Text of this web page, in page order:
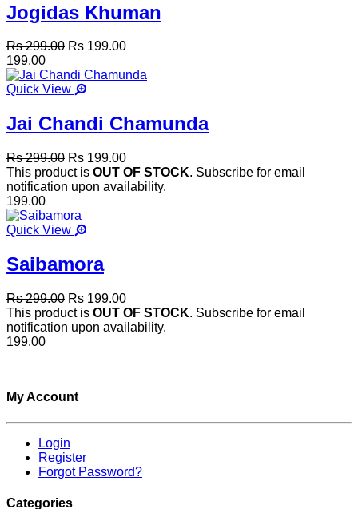
Jogidas Khuman
Rs 299.00 Rs 199.00
199.00
Quick View
Jai Chandi Chamunda
Rs 299.00 Rs 199.00
This product is OUT OF STOCK. Subscribe for email
notification upon availability.
199.00
Quick View
Saibamora
Rs 299.00 Rs 199.00
This product is OUT OF STOCK. Subscribe for email
notification upon availability.
199.00
My Account
Login
Register
Forgot Password?
Categories